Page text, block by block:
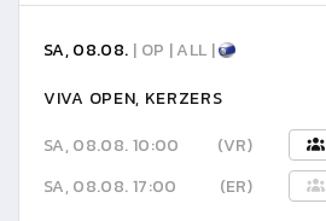
SA, 08.08. | OP | ALL |
VIVA OPEN, KERZERS
SA, 08.08. 10:00
(VR)
SA, 08.08. 17:00
(ER)